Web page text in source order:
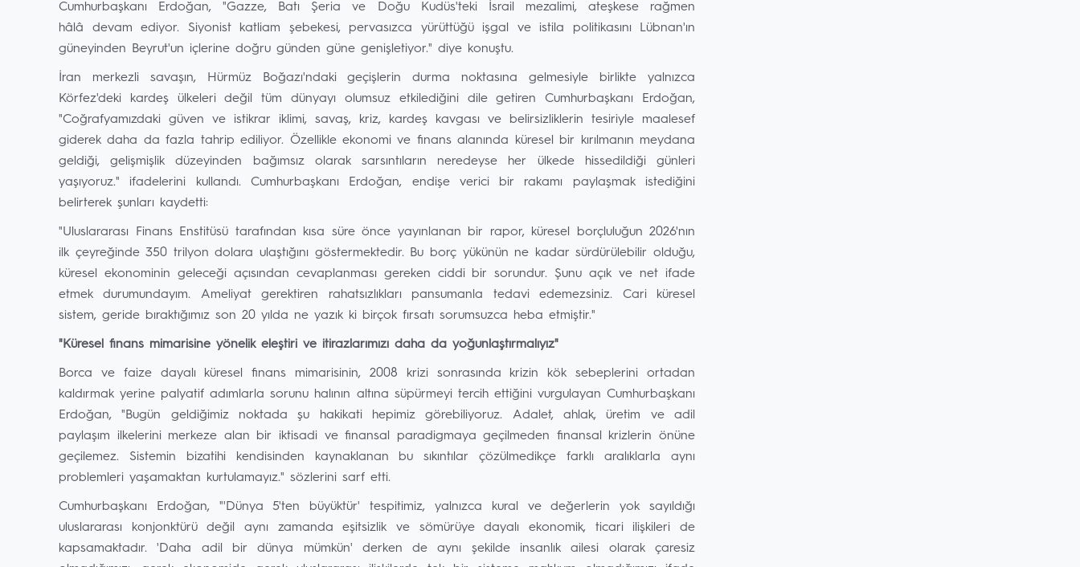
Cumhurbaşkanı Erdoğan, "Gazze, Batı Şeria ve Doğu Kudüs'teki İsrail mezalimi, ateşkese rağmen
hâlâ devam ediyor. Siyonist katliam şebekesi, pervasızca yürüttüğü işgal ve istila politikasını Lübnan'ın
güneyinden Beyrut'un içlerine doğru günden güne genişletiyor." diye konuştu.
İran merkezli savaşın, Hürmüz Boğazı'ndaki geçişlerin durma noktasına gelmesiyle birlikte yalnızca
Körfez'deki kardeş ülkeleri değil tüm dünyayı olumsuz etkilediğini dile getiren Cumhurbaşkanı Erdoğan,
"Coğrafyamızdaki güven ve istikrar iklimi, savaş, kriz, kardeş kavgası ve belirsizliklerin tesiriyle maalesef
giderek daha da fazla tahrip ediliyor. Özellikle ekonomi ve finans alanında küresel bir kırılmanın meydana
geldiği, gelişmişlik düzeyinden bağımsız olarak sarsıntıların neredeyse her ülkede hissedildiği günleri
yaşıyoruz." ifadelerini kullandı. Cumhurbaşkanı Erdoğan, endişe verici bir rakamı paylaşmak istediğini
belirterek şunları kaydetti:
"Uluslararası Finans Enstitüsü tarafından kısa süre önce yayınlanan bir rapor, küresel borçluluğun 2026'nın
ilk çeyreğinde 350 trilyon dolara ulaştığını göstermektedir. Bu borç yükünün ne kadar sürdürülebilir olduğu,
küresel ekonominin geleceği açısından cevaplanması gereken ciddi bir sorundur. Şunu açık ve net ifade
etmek durumundayım. Ameliyat gerektiren rahatsızlıkları pansumanla tedavi edemezsiniz. Cari küresel
sistem, geride bıraktığımız son 20 yılda ne yazık ki birçok fırsatı sorumsuzca heba etmiştir."
"Küresel finans mimarisine yönelik eleştiri ve itirazlarımızı daha da yoğunlaştırmalıyız"
Borca ve faize dayalı küresel finans mimarisinin, 2008 krizi sonrasında krizin kök sebeplerini ortadan
kaldırmak yerine palyatif adımlarla sorunu halının altına süpürmeyi tercih ettiğini vurgulayan Cumhurbaşkanı
Erdoğan, "Bugün geldiğimiz noktada şu hakikati hepimiz görebiliyoruz. Adalet, ahlak, üretim ve adil
paylaşım ilkelerini merkeze alan bir iktisadi ve finansal paradigmaya geçilmeden finansal krizlerin önüne
geçilemez. Sistemin bizatihi kendisinden kaynaklanan bu sıkıntılar çözülmedikçe farklı aralıklarla aynı
problemleri yaşamaktan kurtulamayız." sözlerini sarf etti.
Cumhurbaşkanı Erdoğan, "'Dünya 5'ten büyüktür' tespitimiz, yalnızca kural ve değerlerin yok sayıldığı
uluslararası konjonktürü değil aynı zamanda eşitsizlik ve sömürüye dayalı ekonomik, ticari ilişkileri de
kapsamaktadır. 'Daha adil bir dünya mümkün' derken de aynı şekilde insanlık ailesi olarak çaresiz